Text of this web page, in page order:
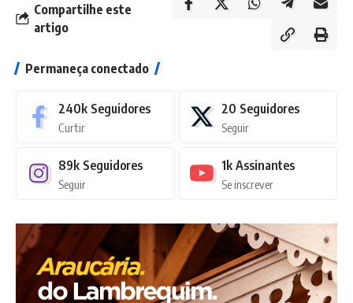
Compartilhe este
artigo
Permaneça conectado
240k Seguidores
Curtir
20 Seguidores
Seguir
89k Seguidores
Seguir
1k Assinantes
Se inscrever